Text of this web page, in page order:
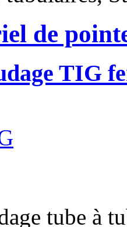
de
TIG
tube à